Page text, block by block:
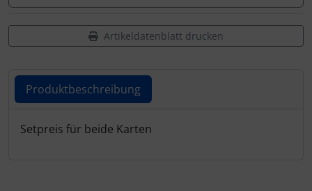
Artikeldatenblatt drucken
Produktbeschreibung
Produktbeschreibung
Setpreis für beide Karten
Schrauben, Muttern & Co.
Schutztaschen Interieur
Tapes und Tuning